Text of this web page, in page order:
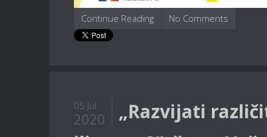
Continue Reading No Comments
05 Jul
2020
„Razvijati